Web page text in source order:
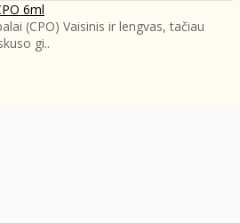
6ml
(CPO) Vaisinis ir lengvas, tačiau
gi..